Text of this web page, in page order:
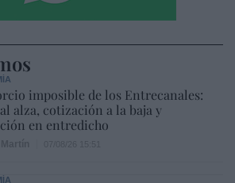
imposible de los Entrecanales:
alza, cotización a la baja y
en entredicho